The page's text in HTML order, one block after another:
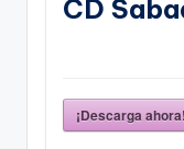
CD
¡Descarga ahora!